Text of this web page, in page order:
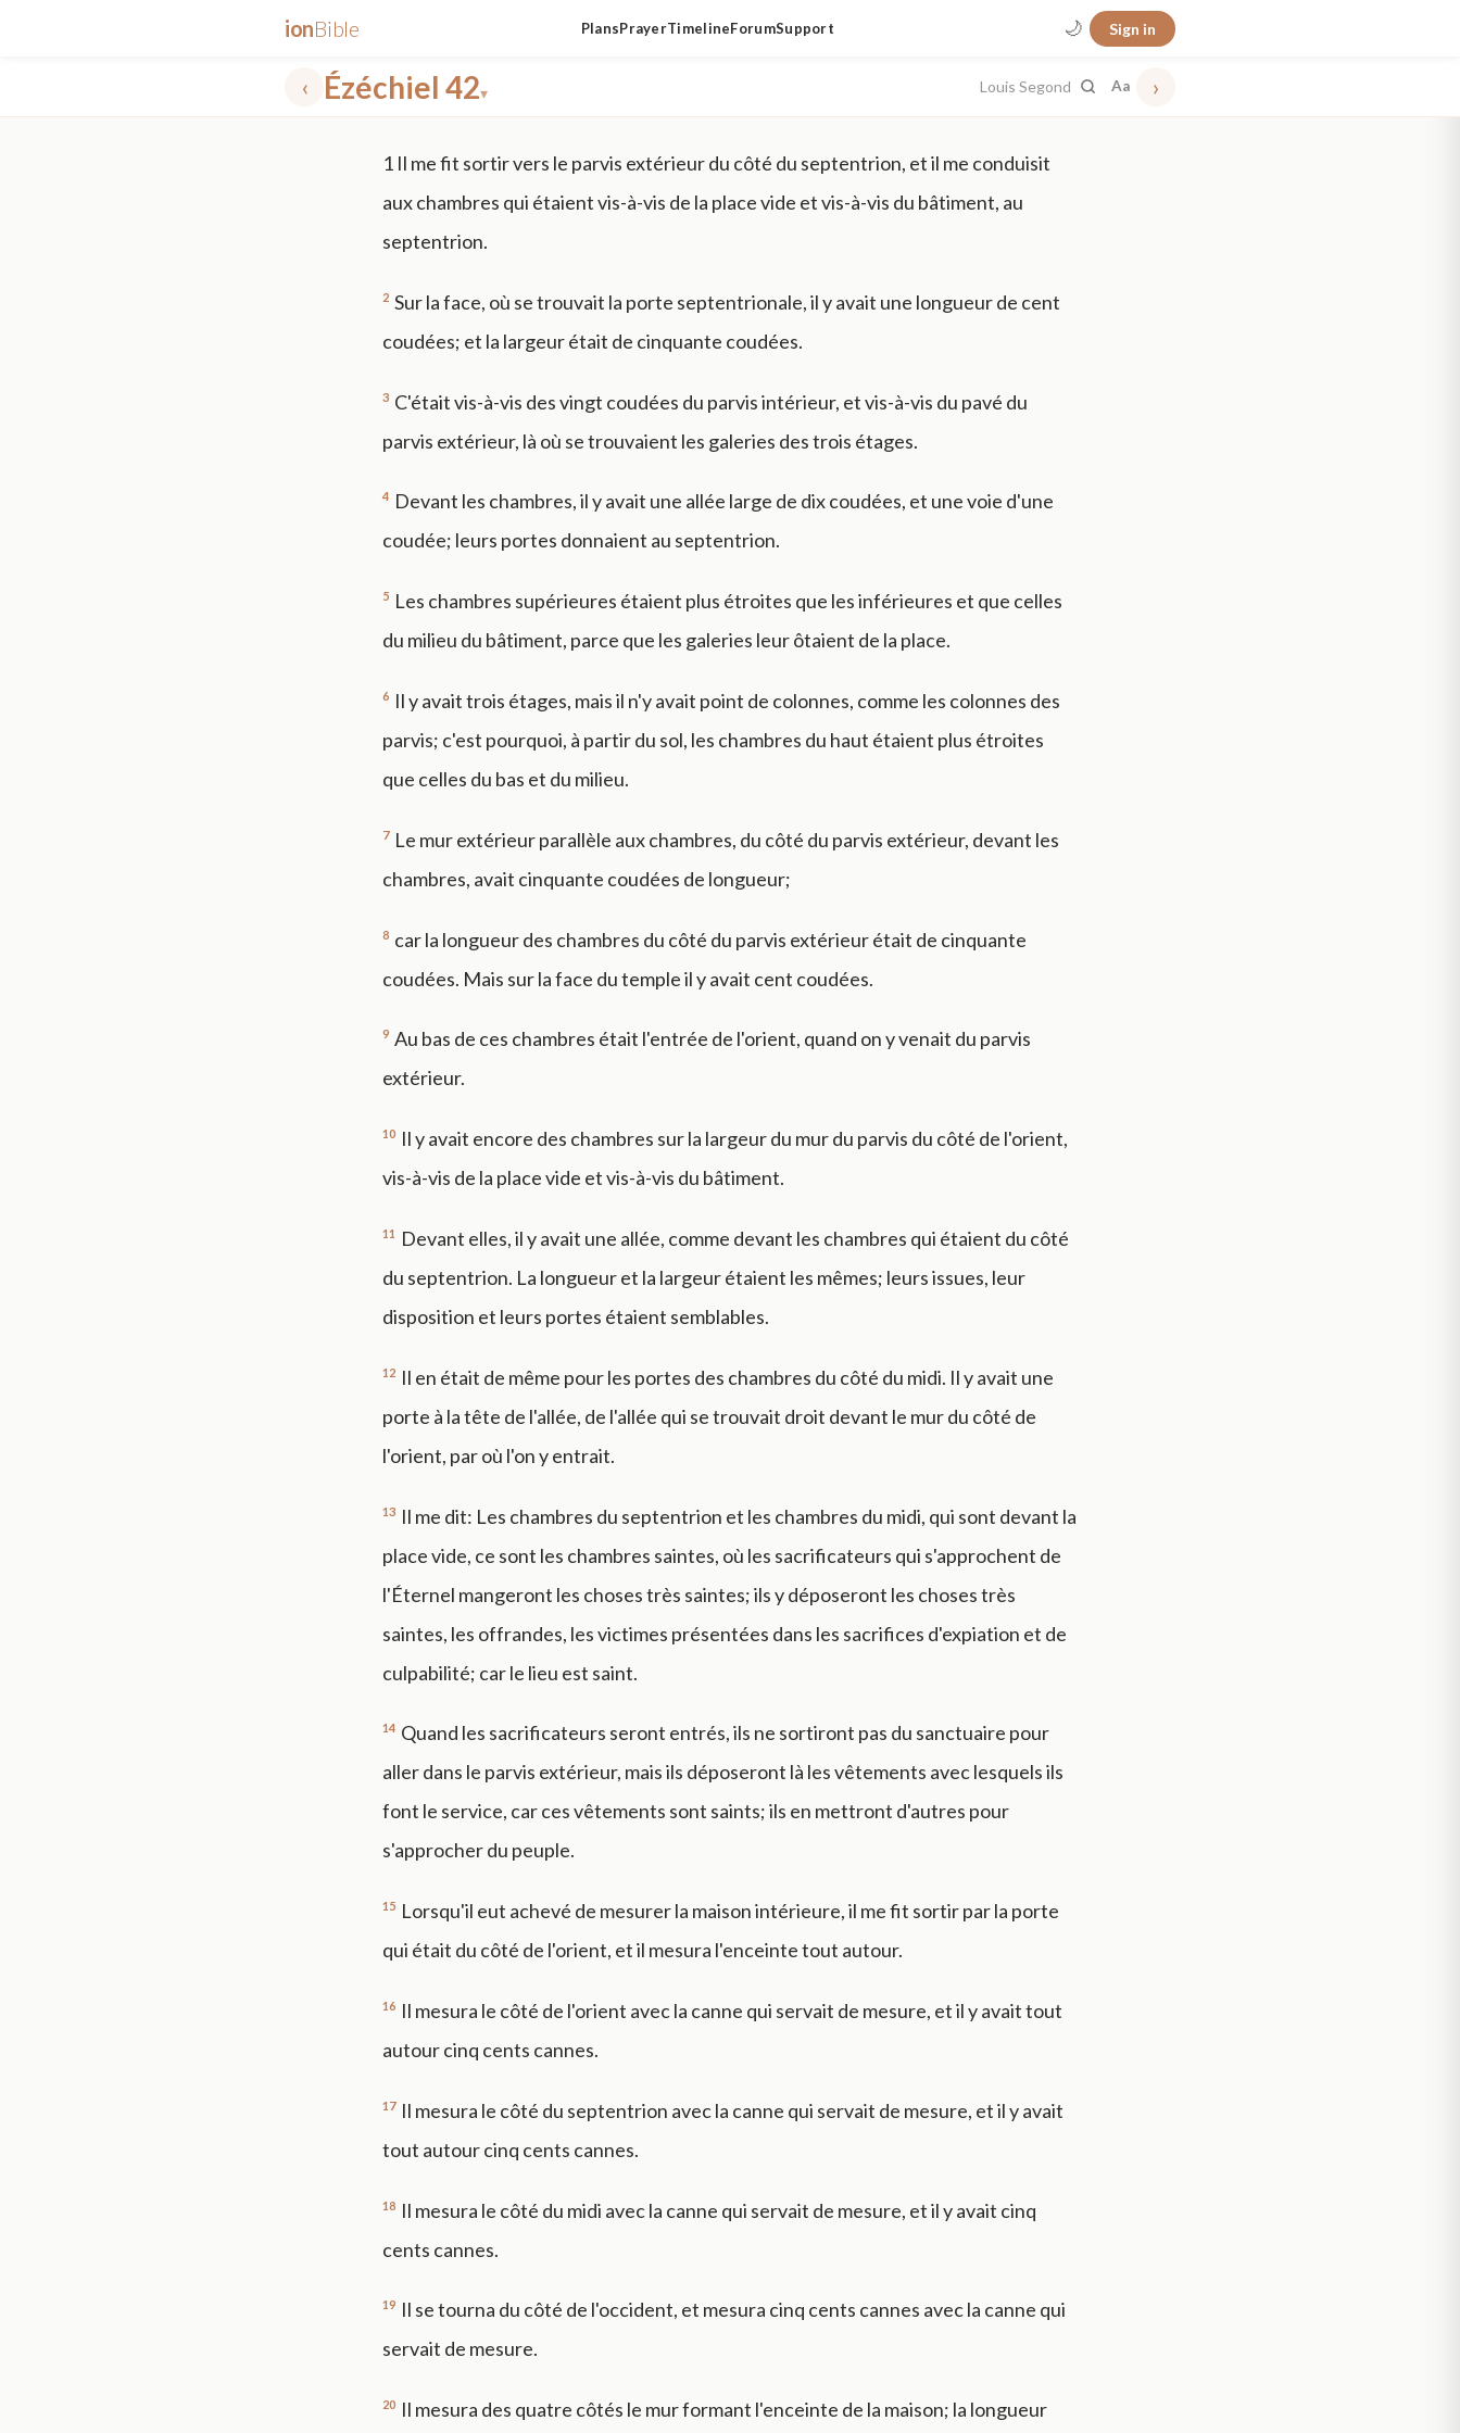
ionBible PlansPrayerTimelineForumSupport 🌙 Sign in
‹ Ézéchiel 42▾ Louis Segond Aa ›
1 Il me fit sortir vers le parvis extérieur du côté du septentrion, et il me conduisit
aux chambres qui étaient vis-à-vis de la place vide et vis-à-vis du bâtiment, au
septentrion.
2 Sur la face, où se trouvait la porte septentrionale, il y avait une longueur de cent
coudées; et la largeur était de cinquante coudées.
3 C'était vis-à-vis des vingt coudées du parvis intérieur, et vis-à-vis du pavé du
parvis extérieur, là où se trouvaient les galeries des trois étages.
4 Devant les chambres, il y avait une allée large de dix coudées, et une voie d'une
coudée; leurs portes donnaient au septentrion.
5 Les chambres supérieures étaient plus étroites que les inférieures et que celles
du milieu du bâtiment, parce que les galeries leur ôtaient de la place.
6 Il y avait trois étages, mais il n'y avait point de colonnes, comme les colonnes des
parvis; c'est pourquoi, à partir du sol, les chambres du haut étaient plus étroites
que celles du bas et du milieu.
7 Le mur extérieur parallèle aux chambres, du côté du parvis extérieur, devant les
chambres, avait cinquante coudées de longueur;
8 car la longueur des chambres du côté du parvis extérieur était de cinquante
coudées. Mais sur la face du temple il y avait cent coudées.
9 Au bas de ces chambres était l'entrée de l'orient, quand on y venait du parvis
extérieur.
10 Il y avait encore des chambres sur la largeur du mur du parvis du côté de l'orient,
vis-à-vis de la place vide et vis-à-vis du bâtiment.
11
Devant elles, il y avait une allée, comme devant les chambres qui étaient du côté
du septentrion. La longueur et la largeur étaient les mêmes; leurs issues, leur
disposition et leurs portes étaient semblables.
12 Il en était de même pour les portes des chambres du côté du midi. Il y avait une
porte à la tête de l'allée, de l'allée qui se trouvait droit devant le mur du côté de
l'orient, par où l'on y entrait.
13 Il me dit: Les chambres du septentrion et les chambres du midi, qui sont devant la
place vide, ce sont les chambres saintes, où les sacrificateurs qui s'approchent de
l'Éternel mangeront les choses très saintes; ils y déposeront les choses très
saintes, les offrandes, les victimes présentées dans les sacrifices d'expiation et de
culpabilité; car le lieu est saint.
14 Quand les sacrificateurs seront entrés, ils ne sortiront pas du sanctuaire pour
aller dans le parvis extérieur, mais ils déposeront là les vêtements avec lesquels ils
font le service, car ces vêtements sont saints; ils en mettront d'autres pour
s'approcher du peuple.
15 Lorsqu'il eut achevé de mesurer la maison intérieure, il me fit sortir par la porte
qui était du côté de l'orient, et il mesura l'enceinte tout autour.
16 Il mesura le côté de l'orient avec la canne qui servait de mesure, et il y avait tout
autour cinq cents cannes.
17 Il mesura le côté du septentrion avec la canne qui servait de mesure, et il y avait
tout autour cinq cents cannes.
18 Il mesura le côté du midi avec la canne qui servait de mesure, et il y avait cinq
cents cannes.
19 Il se tourna du côté de l'occident, et mesura cinq cents cannes avec la canne qui
servait de mesure.
20 Il mesura des quatre côtés le mur formant l'enceinte de la maison; la longueur